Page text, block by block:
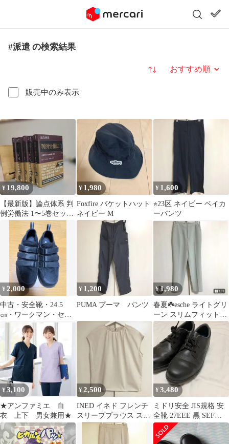
#派遣 の検索結果
販売中のみ表示
並び替え
¥ 19,800
【最新版】論点体系 判
例労働法 1〜5巻セット
第2版 各種国家資格の
¥ 1,980
Foxfire バケットハット
ネイビー M
¥ 1,600
⭐︎23区 ネイビー ベイカ
ーパンツ
¥ 2,000
中古・安全靴・24.5
㎝・ワークマン・セー
フティシューズ・ワー
クロッキー・黒
¥ 1,200
PUMA プーマ パンツ
¥1,980
春夏☘️esche ライトグリ
ーン スリムフィットパ
ンツ 36
¥3,100
★アンファミエ 白
衣 上下 男女兼用★
¥2,500
INED イネド フレンチ
スリーブブラウス スト
ライプ ベージュ
¥3,480
ミドリ安全 JIS規格 安
全靴 27EEE 黒 SEF
CELA09001 LM